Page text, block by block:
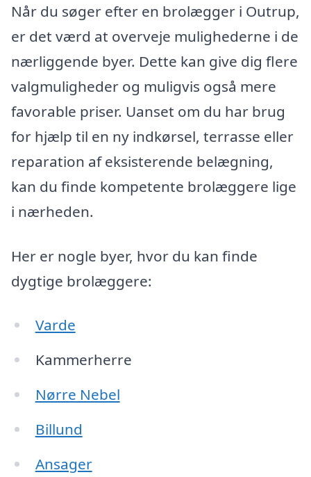
Når du søger efter en brolægger i Outrup,
er det værd at overveje mulighederne i de
nærliggende byer. Dette kan give dig flere
valgmuligheder og muligvis også mere
favorable priser. Uanset om du har brug
for hjælp til en ny indkørsel, terrasse eller
reparation af eksisterende belægning,
kan du finde kompetente brolæggere lige
i nærheden.
Her er nogle byer, hvor du kan finde
dygtige brolæggere:
Varde
Kammerherre
Nørre Nebel
Billund
Ansager